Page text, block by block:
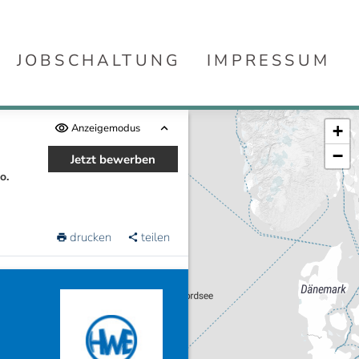
JOBSCHALTUNG IMPRESSUM
Anzeigemodus
Jetzt bewerben
drucken teilen
+
−